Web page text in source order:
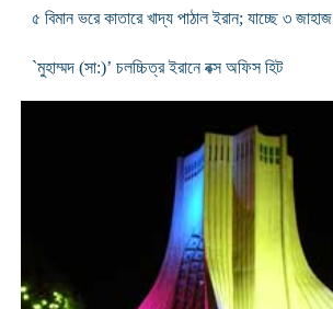
৫ বিমান ভরে কাতারে খাদ্য পাঠাল ইরান; যাচ্ছে ৩ জাহাজ
`মুহাম্মদ (সা:)’ চলচ্চিত্র ইরানে বক্স অফিস হিট